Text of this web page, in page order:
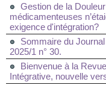
Gestion de la
médicamenteuses
exigence d'intégration?
Sommaire du
2025/1 n° 30.
Bienvenue à la
Intégrative, nouvelle